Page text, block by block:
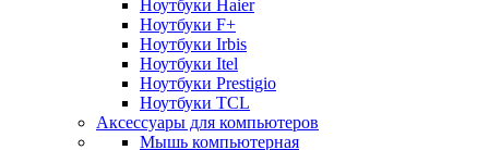
Ноутбуки Haier
Ноутбуки F+
Ноутбуки Irbis
Ноутбуки Itel
Ноутбуки Prestigio
Ноутбуки TCL
Аксессуары для компьютеров
Мышь компьютерная